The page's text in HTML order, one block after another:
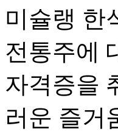
미슐랭 한
전통주에
자격증을
러운 즐거